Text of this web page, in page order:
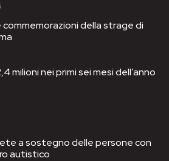
della strage di
milioni nei primi sei mesi dell’anno
a sostegno delle persone con
autistico